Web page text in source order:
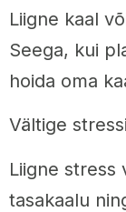
Liigne kaal
Seega, kui
hoida oma
Vältige stressi
Liigne stress
tasakaalu